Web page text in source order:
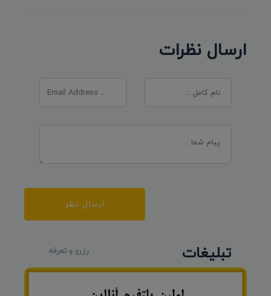
ارسال نظرات
ارسال نظر
تبلیغات رزرو و تعرفه